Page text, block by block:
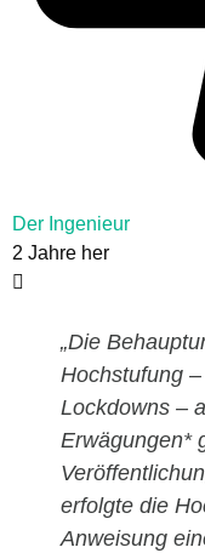
Der Ingenieur
2 Jahre her
„Die
Hochstufung
Lockdowns –
Erwägungen*
erfolgte die
Anweisung